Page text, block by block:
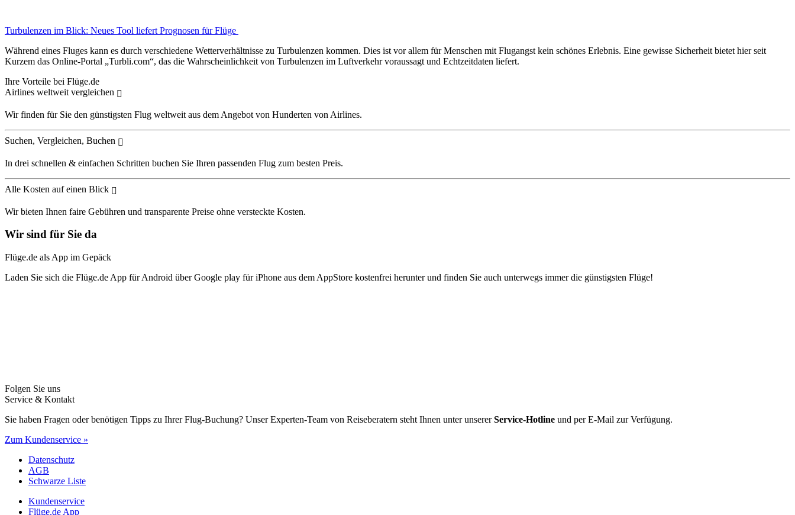
Turbulenzen im Blick: Neues Tool liefert Prognosen für Flüge
Während eines Fluges kann es durch verschiedene Wetterverhältnisse zu Turbulenzen kommen. Dies ist vor allem für Menschen mit Flugangst kein schönes Erlebnis. Eine gewisse Sicherheit bietet hier seit
Kurzem das Online-Portal „Turbli.com“, das die Wahrscheinlichkeit von Turbulenzen im Luftverkehr voraussagt und Echtzeitdaten liefert.
Ihre Vorteile bei Flüge.de
Airlines weltweit vergleichen
Wir finden für Sie den günstigsten Flug weltweit aus dem Angebot von Hunderten von Airlines.
Suchen, Vergleichen, Buchen
In drei schnellen & einfachen Schritten buchen Sie Ihren passenden Flug zum besten Preis.
Alle Kosten auf einen Blick
Wir bieten Ihnen faire Gebühren und transparente Preise ohne versteckte Kosten.
Wir sind für Sie da
Flüge.de als App im Gepäck
Laden Sie sich die Flüge.de App für Android über Google play für iPhone aus dem AppStore kostenfrei herunter und finden Sie auch unterwegs immer die günstigsten Flüge!
Folgen Sie uns
Service & Kontakt
Sie haben Fragen oder benötigen Tipps zu Ihrer Flug-Buchung? Unser Experten-Team von Reiseberatern steht Ihnen unter unsererService-Hotline und per E-Mail zur Verfügung.
Zum Kundenservice »
Datenschutz
AGB
Schwarze Liste
Kundenservice
Flüge.de App